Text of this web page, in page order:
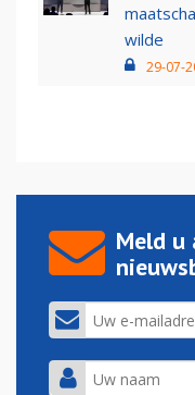
wilde
29-07-
Meld u